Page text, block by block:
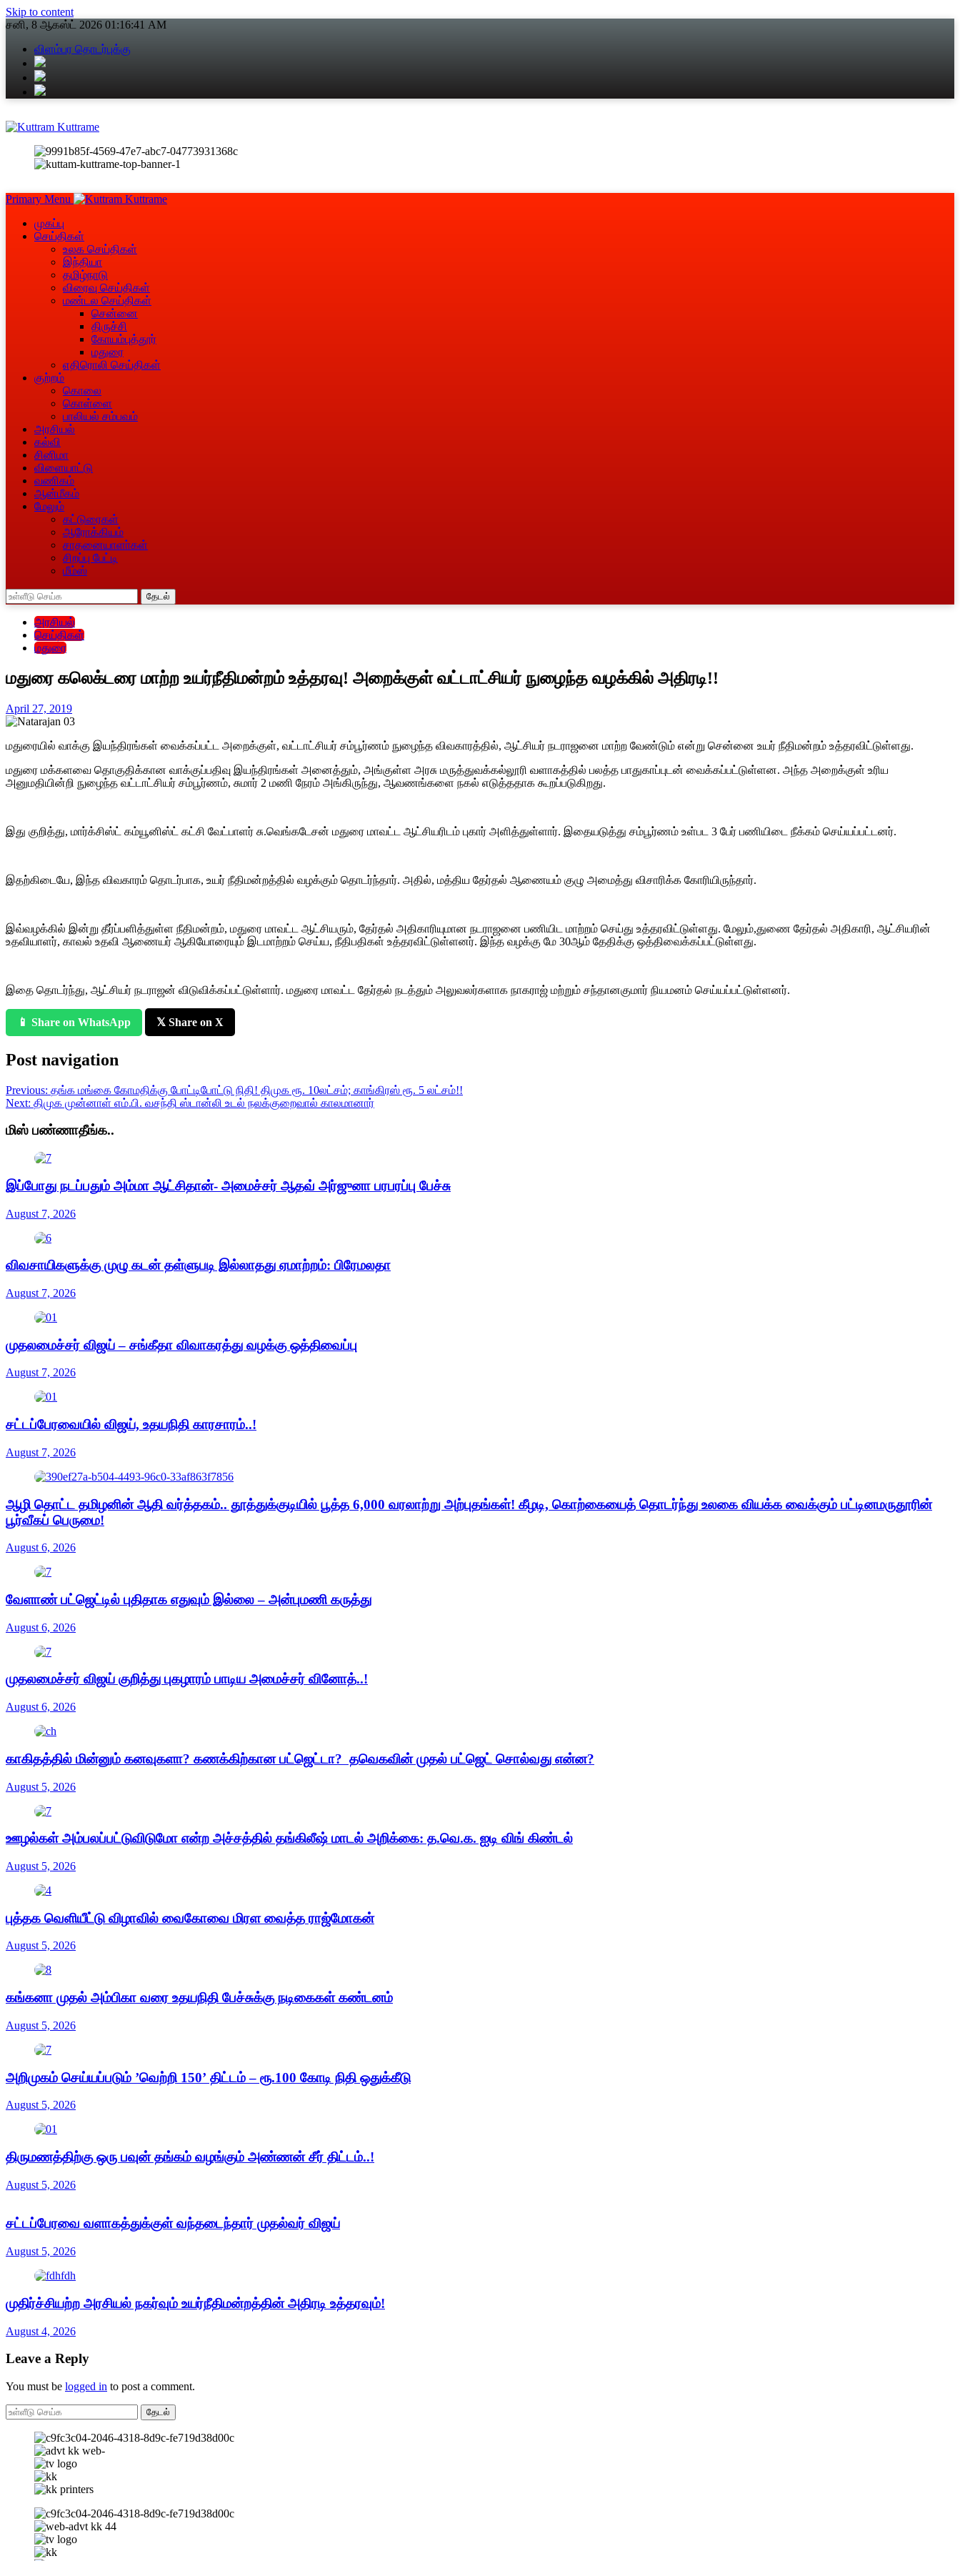
Skip to content
சனி, 8 ஆகஸ்ட் 2026 01:16:42 AM
விளம்பர தொடர்புக்கு
Primary Menu
முகப்பு
செய்திகள்
உலக செய்திகள்
இந்தியா
தமிழ்நாடு
விரைவு செய்திகள்
மண்டல செய்திகள்
சென்னை
திருச்சி
கோயம்புத்தூர்
மதுரை
எதிரொலி செய்திகள்
குற்றம்
கொலை
கொள்ளை
பாலியல் சம்பவம்
அரசியல்
கல்வி
சினிமா
விளையாட்டு
வணிகம்
ஆன்மீகம்
மேலும்
கட்டுரைகள்
ஆரோக்கியம்
சாதனையாளா்கள்
சிறப்பு பேட்டி
மீம்ஸ்
தேடல்
அரசியல்
செய்திகள்
மதுரை
மதுரை கலெக்டரை மாற்ற உயர்நீதிமன்றம் உத்தரவு! அறைக்குள் வட்டாட்சியர் நுழைந்த வழக்கில் அதிரடி!!
April 27, 2019
மதுரையில் வாக்கு இயந்திரங்கள் வைக்கப்பட்ட அறைக்குள், வட்டாட்சியர் சம்பூர்ணம் நுழைந்த விவகாரத்தில், ஆட்சியர் நடராஜனை மாற்ற வேண்டும் என்று சென்னை உயர் நீதிமன்றம் உத்தரவிட்டுள்ளது.
மதுரை மக்களவை தொகுதிக்கான வாக்குப்பதிவு இயந்திரங்கள் அனைத்தும், அங்குள்ள அரசு மருத்துவக்கல்லூரி வளாகத்தில் பலத்த பாதுகாப்புடன் வைக்கப்பட்டுள்ளன. அந்த அறைக்குள் உரிய
அனுமதியின்றி நுழைந்த வட்டாட்சியர் சம்பூர்ணம், சுமார் 2 மணி நேரம் அங்கிருந்து, ஆவணங்களை நகல் எடுத்ததாக கூறப்படுகிறது.
இது குறித்து, மார்க்சிஸ்ட் கம்யூனிஸ்ட் கட்சி வேட்பாளர் சு.வெங்கடேசன் மதுரை மாவட்ட ஆட்சியரிடம் புகார் அளித்துள்ளார். இதையடுத்து சம்பூர்ணம் உள்பட 3 பேர் பணியிடை நீக்கம் செய்யப்பட்டனர்.
இதற்கிடையே, இந்த விவகாரம் தொடர்பாக, உயர் நீதிமன்றத்தில் வழக்கும் தொடர்ந்தார். அதில், மத்திய தேர்தல் ஆணையம் குழு அமைத்து விசாரிக்க கோரியிருந்தார்.
இவ்வழக்கில் இன்று தீர்ப்பளித்துள்ள நீதிமன்றம், மதுரை மாவட்ட ஆட்சியரும், தேர்தல் அதிகாரியுமான நடராஜனை பணியிட மாற்றம் செய்து உத்தரவிட்டுள்ளது. மேலும்,துணை தேர்தல் அதிகாரி, ஆட்சியரின்
உதவியாளர், காவல் உதவி ஆணையர் ஆகியோரையும் இடமாற்றம் செய்ய, நீதிபதிகள் உத்தரவிட்டுள்ளனர். இந்த வழக்கு மே 30ஆம் தேதிக்கு ஒத்திவைக்கப்பட்டுள்ளது.
இதை தொடர்ந்து, ஆட்சியர் நடராஜன் விடுவிக்கப்பட்டுள்ளார். மதுரை மாவட்ட தேர்தல் நடத்தும் அலுவலர்களாக நாகராஜ் மற்றும் சந்தானகுமார் நியமனம் செய்யப்பட்டுள்ளனர்.
📱 Share on WhatsApp 𝕏 Share on X
Post navigation
Previous: தங்க மங்கை கோமதிக்கு போட்டிபோட்டு நிதி! திமுக ரூ. 10லட்சம்; காங்கிரஸ் ரூ. 5 லட்சம்!!
Next: திமுக முன்னாள் எம்.பி. வசந்தி ஸ்டான்லி உடல் நலக்குறைவால் காலமானார்
மிஸ் பண்ணாதீங்க..
இப்போது நடப்பதும் அம்மா ஆட்சிதான்- அமைச்சர் ஆதவ் அர்ஜுனா பரபரப்பு பேச்சு
August 7, 2026
விவசாயிகளுக்கு முழு கடன் தள்ளுபடி இல்லாதது ஏமாற்றம்: பிரேமலதா
August 7, 2026
முதலமைச்சர் விஜய் – சங்கீதா விவாகரத்து வழக்கு ஒத்திவைப்பு
August 7, 2026
சட்டப்பேரவையில் விஜய், உதயநிதி காரசாரம்..!
August 7, 2026
ஆழி தொட்ட தமிழனின் ஆதி வர்த்தகம்.. தூத்துக்குடியில் பூத்த 6,000 வரலாற்று அற்புதங்கள்! கீழடி, கொற்கையைத் தொடர்ந்து உலகை வியக்க வைக்கும் பட்டினமருதூரின்
பூர்வீகப் பெருமை!
August 6, 2026
வேளாண் பட்ஜெட்டில் புதிதாக எதுவும் இல்லை – அன்புமணி கருத்து
August 6, 2026
முதலமைச்சர் விஜய் குறித்து புகழாரம் பாடிய அமைச்சர் வினோத்..!
August 6, 2026
காகிதத்தில் மின்னும் கனவுகளா? கணக்கிற்கான பட்ஜெட்டா? தவெகவின் முதல் பட்ஜெட் சொல்வது என்ன?
August 5, 2026
ஊழல்கள் அம்பலப்பட்டுவிடுமோ என்ற அச்சத்தில் தங்கிலீஷ் மாடல் அறிக்கை: த.வெ.க. ஐடி விங் கிண்டல்
August 5, 2026
புத்தக வெளியீட்டு விழாவில் வைகோவை மிரள வைத்த ராஜ்மோகன்
August 5, 2026
கங்கனா முதல் அம்பிகா வரை உதயநிதி பேச்சுக்கு நடிகைகள் கண்டனம்
August 5, 2026
அறிமுகம் செய்யப்படும் ’வெற்றி 150’ திட்டம் – ரூ.100 கோடி நிதி ஒதுக்கீடு
August 5, 2026
திருமணத்திற்கு ஒரு பவுன் தங்கம் வழங்கும் அண்ணன் சீர் திட்டம்..!
August 5, 2026
சட்டப்பேரவை வளாகத்துக்குள் வந்தடைந்தார் முதல்வர் விஜய்
August 5, 2026
முதிர்ச்சியற்ற அரசியல் நகர்வும் உயர்நீதிமன்றத்தின் அதிரடி உத்தரவும்!
August 4, 2026
Leave a Reply
You must be logged in to post a comment.
தேடல்